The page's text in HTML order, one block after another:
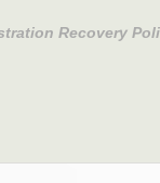
Recovery